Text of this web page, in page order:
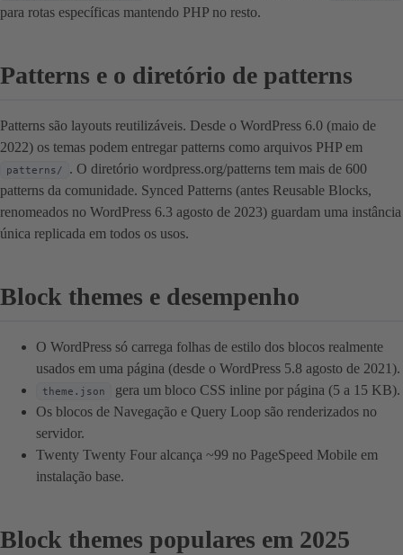
para rotas específicas mantendo PHP no resto.
Patterns e o diretório de patterns
Patterns são layouts reutilizáveis. Desde o WordPress 6.0 (maio de
2022) os temas podem entregar patterns como arquivos PHP em
patterns/
. O diretório wordpress.org/patterns tem mais de 600
patterns da comunidade. Synced Patterns (antes Reusable Blocks,
renomeados no WordPress 6.3 agosto de 2023) guardam uma instância
única replicada em todos os usos.
Block themes e desempenho
O WordPress só carrega folhas de estilo dos blocos realmente
usados em uma página (desde o WordPress 5.8 agosto de 2021).
theme.json
gera um bloco CSS inline por página (5 a 15 KB).
Os blocos de Navegação e Query Loop são renderizados no
servidor.
Twenty Twenty Four alcança ~99 no PageSpeed Mobile em
instalação base.
Block themes populares em 2025